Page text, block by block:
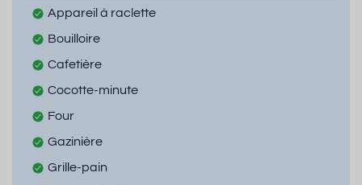
Appareil à raclette
Bouilloire
Cafetière
Cocotte-minute
Four
Gazinière
Grille-pain